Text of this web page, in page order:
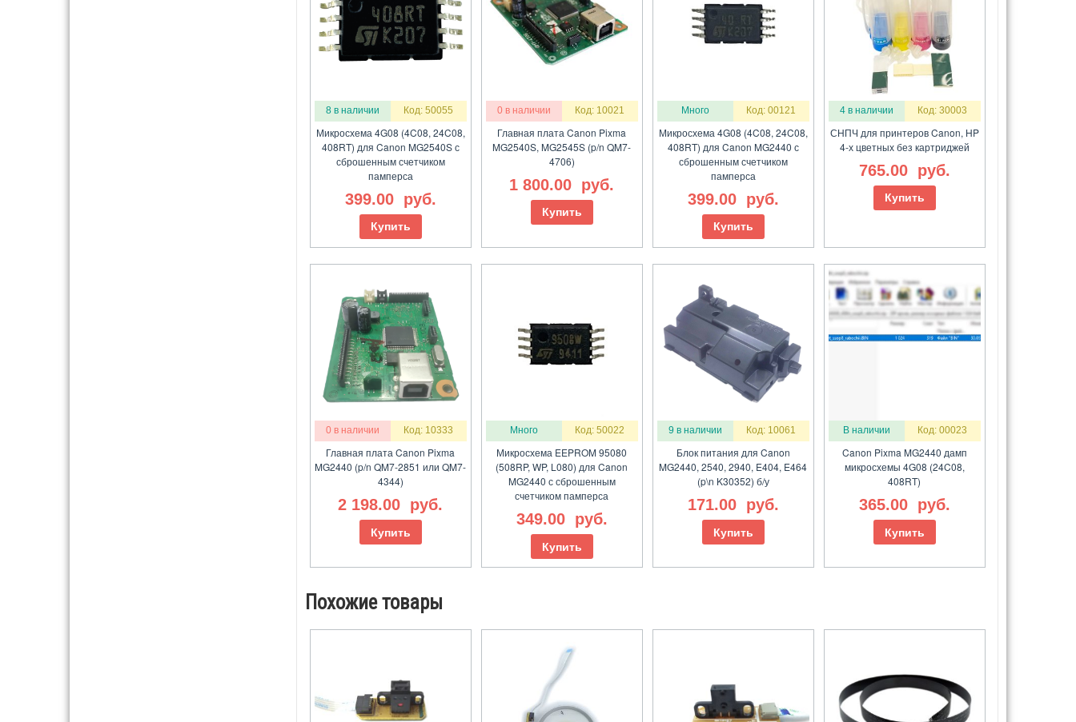
8 в наличии Код: 50055
Микросхема 4G08 (4C08, 24C08,
408RT) для Canon MG2540S с
сброшенным счетчиком
памперса
399.00 руб.
Купить
0 в наличии Код: 10021
Главная плата Canon Pixma
MG2540S, MG2545S (p/n QM7-
4706)
1 800.00 руб.
Купить
Много Код: 00121
Микросхема 4G08 (4C08, 24C08,
408RT) для Canon MG2440 с
сброшенным счетчиком
памперса
399.00 руб.
Купить
4 в наличии Код: 30003
СНПЧ для принтеров Canon, HP
4-х цветных без картриджей
765.00 руб.
Купить
0 в наличии Код: 10333
Главная плата Canon Pixma
MG2440 (p/n QM7-2851 или QM7-
4344)
2 198.00 руб.
Купить
Много Код: 50022
Микросхема EEPROM 95080
(508RP, WP, L080) для Canon
MG2440 с сброшенным
счетчиком памперса
349.00 руб.
Купить
9 в наличии Код: 10061
Блок питания для Canon
MG2440, 2540, 2940, E404, E464
(p\n K30352) б/у
171.00 руб.
Купить
В наличии Код: 00023
Canon Pixma MG2440 дамп
микросхемы 4G08 (24C08,
408RT)
365.00 руб.
Купить
Похожие товары